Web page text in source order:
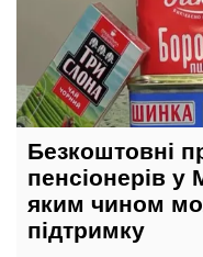
Безкоштовні
пенсіонерів у
яким чином
підтримку